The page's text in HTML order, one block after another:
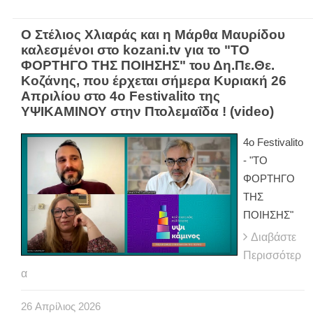
Ο Στέλιος Χλιαράς και η Μάρθα Μαυρίδου
καλεσμένοι στο kozani.tv για το "ΤΟ
ΦΟΡΤΗΓΟ ΤΗΣ ΠΟΙΗΣΗΣ" του Δη.Πε.Θε.
Κοζάνης, που έρχεται σήμερα Κυριακή 26
Απριλίου στο 4ο Festivalito της
ΥΨΙΚΑΜΙΝΟΥ στην Πτολεμαΐδα ! (video)
4ο Festivalito
- "ΤΟ
ΦΟΡΤΗΓΟ
ΤΗΣ
ΠΟΙΗΣΗΣ"
Διαβάστε
Περισσότερ
α
26 Απρίλιος 2026